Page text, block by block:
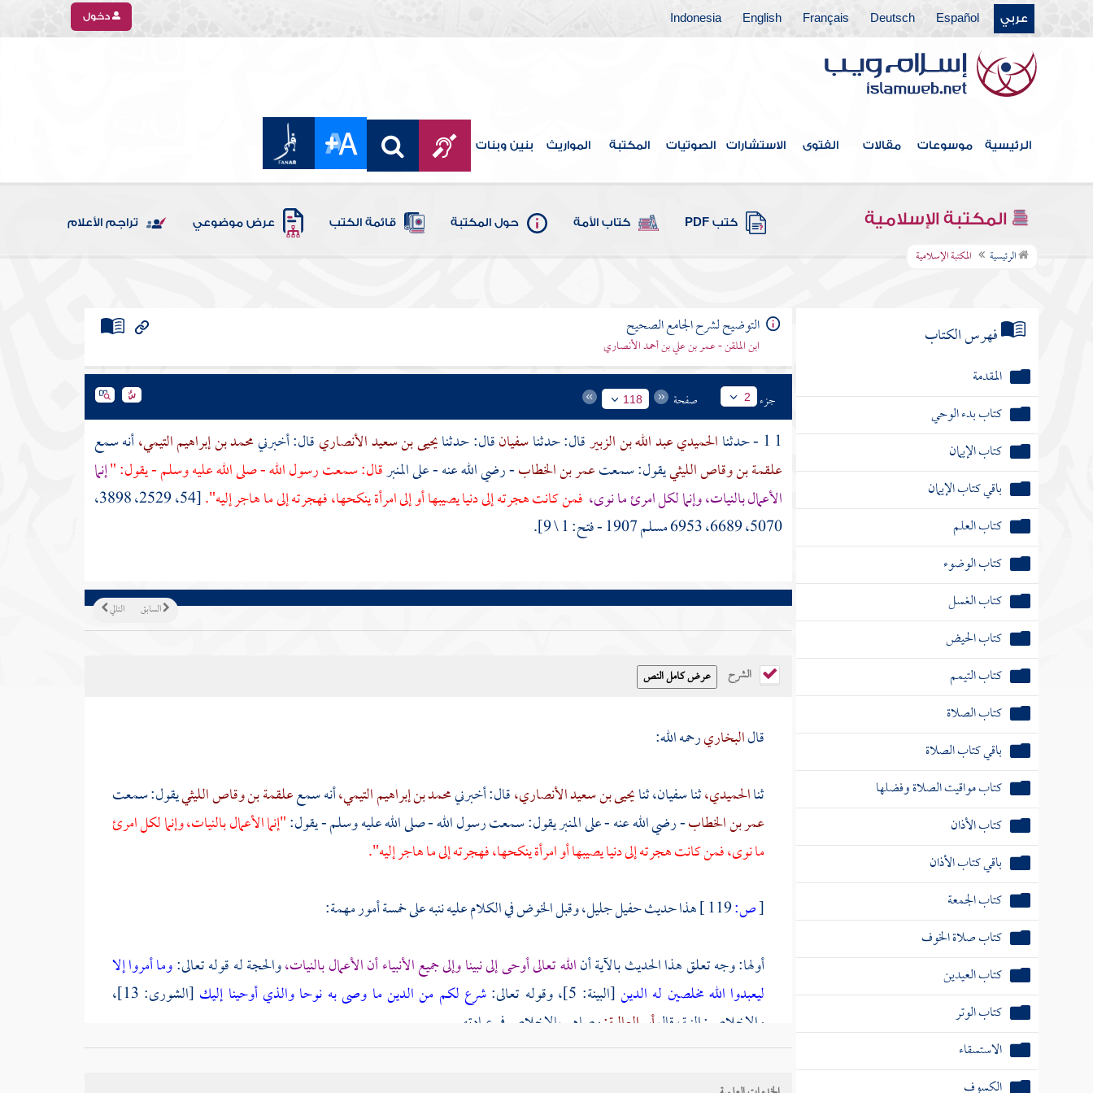
عربي Español
Deutsch
Français
English
Indonesia دخول
الرئيسية موسوعات مقالات الفتوى الاستشارات الصوتيات المكتبة المواريث بنين وبنات
المكتبة الإسلامية كتب PDF كتاب الأمة حول المكتبة قائمة الكتب عرض موضوعي تراجم الأعلام
الرئيسية المكتبة الإسلامية
فهرس الكتاب
المقدمة
كتاب بدء الوحي
كتاب الإيمان
باقي كتاب الإيمان
كتاب العلم
كتاب الوضوء
كتاب الغسل
كتاب الحيض
كتاب التيمم
كتاب الصلاة
باقي كتاب الصلاة
كتاب مواقيت الصلاة وفضلها
كتاب الأذان
باقي كتاب الأذان
كتاب الجمعة
كتاب صلاة الخوف
كتاب العيدين
كتاب الوتر
الاستسقاء
التوضيح لشرح الجامع الصحيح
ابن الملقن - عمر بن علي بن أحمد الأنصاري
جزء 2 صفحة 118
1 1 - حدثنا الحميدي عبد الله بن الزبيرقال: حدثناسفيانقال: حدثنايحيى بن سعيد الأنصاريقال: أخبرنيمحمد بن إبراهيم التيمي،أنه سمع
علقمة بن وقاص الليثييقول: سمعتعمر بن الخطاب- رضي الله عنه - على المنبرقال: سمعت رسول الله - صلى الله عليه وسلم - يقول: "إنما
الأعمال بالنيات، وإنما لكل امرئ ما نوى، فمن كانت هجرته إلى دنيا يصيبها أو إلى امرأة ينكحها، فهجرته إلى ما هاجر إليه".
[54، 2529، 3898،
5070، 6689، 6953 مسلم 1907 - فتح: 1 \ 9].
التالي السابق
الشرح
قالالبخاريرحمه الله:
ثناالحميدي،ثناسفيان،ثنايحيى بن سعيد الأنصاري،قال: أخبرنيمحمد بن إبراهيم التيمي،أنه سمععلقمة بن وقاص الليثييقول: سمعت
عمر بن الخطاب- رضي الله عنه - على المنبر يقول: سمعت رسول الله - صلى الله عليه وسلم - يقول:"إنما الأعمال بالنيات، وإنما لكل امرئ
ما نوى، فمن كانت هجرته إلى دنيا يصيبها أو امرأة ينكحها، فهجرته إلى ما هاجر إليه".
[ص:
هذا حديث حفيل جليل، وقبل الخوض في الكلام عليه ننبه على خمسة أمور مهمة:
أولها: وجه تعلق هذا الحديث بالآية أنالله تعالى أوحى إلى نبينا وإلى جميع الأنبياء أن الأعمال بالنيات،والحجة له قوله تعالى:وما أمروا إلا
ليعبدوا الله مخلصين له الدين[البينة: 5]، وقوله تعالى: شرع لكم من الدين ما وصى به نوحا والذي أوحينا إليك
[الشورى: 13]،
والإخلاص: النية، قالأبو العالية:وصاهم بالإخلاص في عبادته.
وقال مجاهد: